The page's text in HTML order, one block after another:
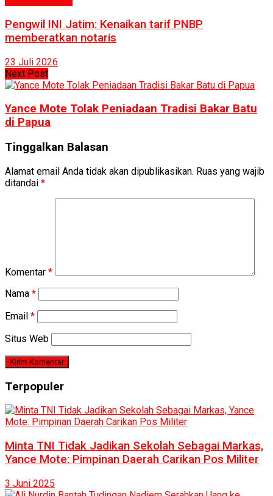
Pengwil INI Jatim: Kenaikan tarif PNBP
memberatkan notaris
23 Juli 2026
Next Post
Yance Mote Tolak Peniadaan Tradisi Bakar Batu
di Papua
Tinggalkan Balasan
Alamat email Anda tidak akan dipublikasikan. Ruas yang wajib
ditandai *
Komentar *
Nama *
Email *
Situs Web
Terpopuler
Minta TNI Tidak Jadikan Sekolah Sebagai Markas,
Yance Mote: Pimpinan Daerah Carikan Pos Militer
3 Juni 2025